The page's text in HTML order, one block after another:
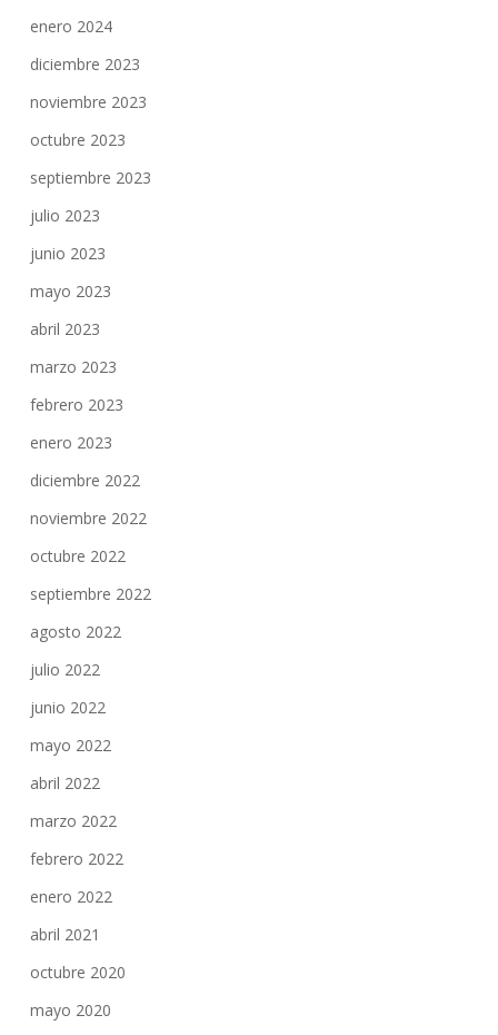
enero 2024
diciembre 2023
noviembre 2023
octubre 2023
septiembre 2023
julio 2023
junio 2023
mayo 2023
abril 2023
marzo 2023
febrero 2023
enero 2023
diciembre 2022
noviembre 2022
octubre 2022
septiembre 2022
agosto 2022
julio 2022
junio 2022
mayo 2022
abril 2022
marzo 2022
febrero 2022
enero 2022
abril 2021
octubre 2020
mayo 2020